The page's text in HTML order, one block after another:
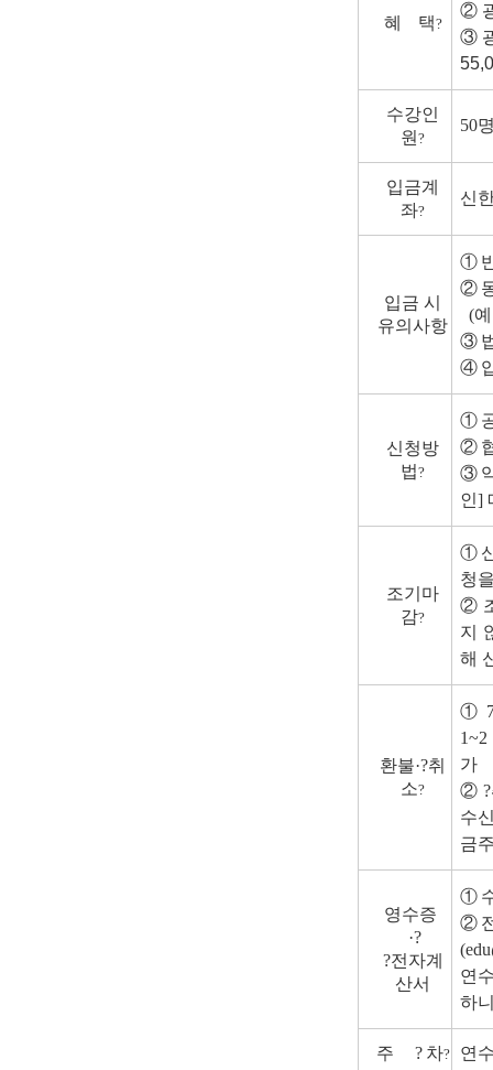
혜 택?
②
③
수강인
원?
50
입금계
좌?
신
입금 시
유의사항
①
②
(예
③
④
신청방
법?
①
②
③
인]
조기마
감?
①
청
②
지
해
환불·?취
소?
①
가
② ?
수
금
영수증
·?
?전자계
산서
①
②
연
하
주 ? 차? 연